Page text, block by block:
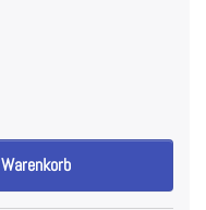
€, Menge 1.